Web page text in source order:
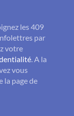
les 409
par
votre
. A la
vous
la page de